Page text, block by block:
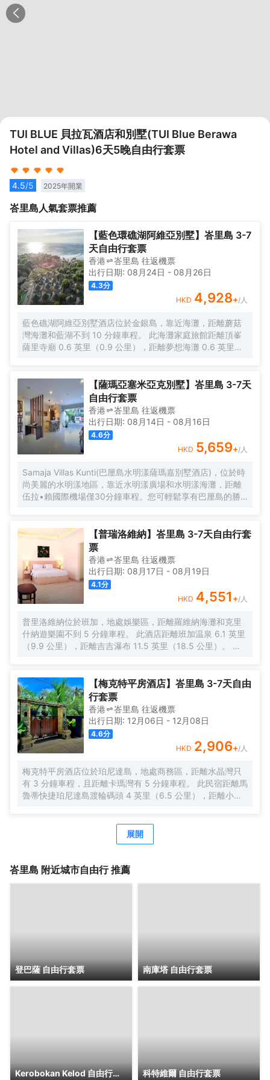
TUI BLUE 貝拉瓦酒店和別墅(TUI Blue Berawa
Hotel and Villas)6天5晚自由行套票
4.5/5 2025年開業
峇里島人氣套票推薦
【藍色環礁湖阿維亞別墅】峇里島 3-7
天自由行套票
香港 峇里島 往返機票
出行日期: 08月24日 - 08月26日
4.3分
HKD 4,928+/人
藍色礁湖阿維亞別墅酒店位於金銀島，靠近海灘，距離蘑菇
灣海灘和藍湖不到 10 分鐘車程。 此海灘家庭旅館距離頂峯
薩里寺廟 0.6 英里（0.9 公里），距離夢想海灘 0.6 英里
WiFi和禮賓服務。 您可以到旅館的Avia Villa Restaurant餐廳
享用美味的午餐和晚餐；也可以待在房間裏，享受部分時段
客房送餐服務。您可以到酒吧/酒廊，點一杯喜歡的飲品，暢
飲一番。 特色服務/設施包括乾洗/洗衣服務、24 小時前台服
務和行李寄存。住客可付費使用渡輪碼頭班車，酒店還提供
免費自助停車。 有 33 間特色裝修的客房提供私人游泳池和
液晶電視；選一間，好好款待一下自己。客房設有私人陽
台。提供免費無線網絡，方便您與朋友保持聯繫；有線頻道
可滿足您的娛樂需求。便利設施包括電話，以及保險箱和書
桌。
【薩瑪亞塞米亞克別墅】峇里島 3-7天
自由行套票
香港 峇里島 往返機票
出行日期: 08月14日 - 08月16日
4.6分
HKD 5,659+/人
Samaja Villas Kunti(巴厘島水明漾薩瑪嘉別墅酒店)，位於時
尚美麗的水明漾地區，靠近水明漾廣場和水明漾海灘，距離
伍拉•賴國際機場僅30分鐘車程。您可輕鬆享有巴厘島的勝
客廳、就餐區等，地面鋪設着大理石，卧室配備空調、電
視、書桌、浴室等，不僅為您提供舒適清新的休憩之所，更
為您帶來家居般的愜意之地，為您的旅途增添更多輕鬆與愉
悅。酒店提供24小時管家服務、24小時前台和免費無線網
絡，讓您在驚喜之餘擁有更多舒適體驗。此外，酒店還提供
機場班車、汽車租賃及收費洗衣服務等，還可應您要求提供
舒緩身心的spa及按摩服務，讓您從內到外煥發活力。為了讓
您品嚐特色菜餚，酒店內部餐廳特供應印度尼西亞的特色
菜，您可盡情品嚐異國風味。 巴厘島水明漾薩瑪嘉別墅酒
店，讓您的旅行充滿温馨和情調，不僅為您提供一份完美的
住宿體驗，更為您帶來一份珍貴的巴厘島旅途回憶。我們的
目產生噪音。
【普瑞洛維納】峇里島 3-7天自由行套
票
香港 峇里島 往返機票
出行日期: 08月17日 - 08月19日
4.1分
HKD 4,551 +/人
普里洛維納位於班加，地處娛樂區，距離羅維納海灘和克里
什納遊樂園不到 5 分鐘車程。 此酒店距離班加温泉 6.1 英里
（9.9 公里），距離吉吉瀑布 11.5 英里（18.5 公里）。 享
去酒店的咖啡館吃些點心。想放鬆一下？這裏有 5 間海灘酒
吧供您選擇，可以小酌幾杯，輕鬆一下。每天 7:00 至 10:30
提供收費的自助式早餐。 前台只在規定時段有服務人員值
班。酒店設有收費的按要求提供的往返機場班車，此外還提
供免費自助停車。 有 15 間特色裝修的客房提供迷你吧和平
板電視；您定能在旅途中找到家的舒適。客房設有私人陽
台。提供免費無線網絡，方便您與朋友保持聯繫；數碼頻道
可滿足您的娛樂需求。配備淋浴設施的私人浴室提供大花灑
淋浴噴頭和免費洗浴用品。
【梅克特平房酒店】峇里島 3-7天自由
行套票
香港 峇里島 往返機票
出行日期: 12月06日 - 12月08日
4.6分
HKD 2,906+/人
梅克特平房酒店位於珀尼達島，地處商務區，距離水晶灣只
有 3 分鐘車程，且距離卡瑪灣有 5 分鐘車程。 此民宿距離馬
魯蒂快捷珀尼達島渡輪碼頭 4 英里（6.5 公里），距離小指
WiFi、旅遊/票務服務和野餐區。藉助免費海灘班車，您可以
方便地去衝浪、享受沙灘。 您可以去民宿的Meket
餐。也可以待在房間裏，享受部分時段客房送餐服務。每日
展開
峇里島 附近城市自由行 推薦
登巴薩 自由行套票 南庫塔 自由行套票
Kerobokan Kelod 自由行套票 科特維爾 自由行套票